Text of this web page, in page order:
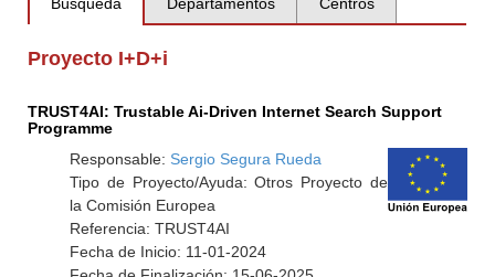
Proyecto I+D+i
TRUST4AI: Trustable Ai-Driven Internet Search Support
Programme
Responsable: Sergio Segura Rueda
Tipo de Proyecto/Ayuda: Otros Proyecto de
la Comisión Europea
Referencia: TRUST4AI
Fecha de Inicio: 11-01-2024